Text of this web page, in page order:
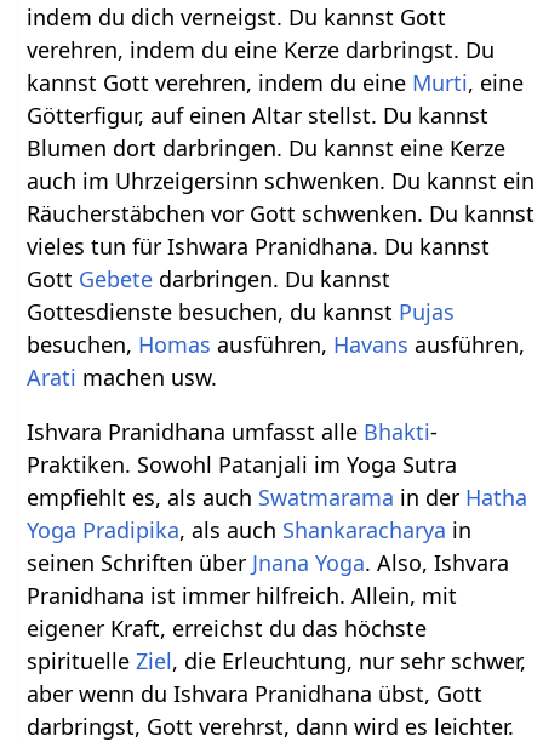
indem du dich verneigst. Du kannst Gott
verehren, indem du eine Kerze darbringst. Du
kannst Gott verehren, indem du eine Murti, eine
Götterfigur, auf einen Altar stellst. Du kannst
Blumen dort darbringen. Du kannst eine Kerze
auch im Uhrzeigersinn schwenken. Du kannst ein
Räucherstäbchen vor Gott schwenken. Du kannst
vieles tun für Ishwara Pranidhana. Du kannst
Gott Gebete darbringen. Du kannst
Gottesdienste besuchen, du kannst Pujas
besuchen, Homas ausführen, Havans ausführen,
Arati machen usw.
Ishvara Pranidhana umfasst alle Bhakti-
Praktiken. Sowohl Patanjali im Yoga Sutra
empfiehlt es, als auch Swatmarama in der Hatha
Yoga Pradipika, als auch Shankaracharya in
seinen Schriften über Jnana Yoga. Also, Ishvara
Pranidhana ist immer hilfreich. Allein, mit
eigener Kraft, erreichst du das höchste
spirituelleZiel, die Erleuchtung, nur sehr schwer,
aber wenn du Ishvara Pranidhana übst, Gott
darbringst, Gott verehrst, dann wird es leichter.